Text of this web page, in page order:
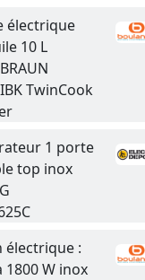
électrique
10 L
TwinCook
1 porte
top inox
électrique :
1800 W inox